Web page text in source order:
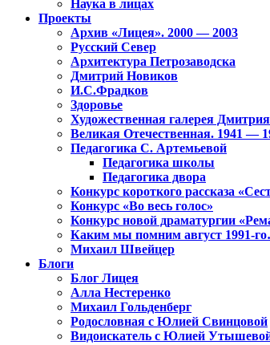
Наука в лицах
Проекты
Архив «Лицея». 2000 — 2003
Русский Север
Архитектура Петрозаводска
Дмитрий Новиков
И.С.Фрадков
Здоровье
Художественная галерея
Великая Отечественная. 1941 —
Педагогика С. Артемьевой
Педагогика школы
Педагогика двора
Конкурс короткого рассказа
Конкурс «Во весь голос»
Конкурс новой драматургии
Каким мы помним август 1991-
Михаил Швейцер
Блоги
Блог Лицея
Алла Нестеренко
Михаил Гольденберг
Родословная с Юлией Свинцовой
Видоискатель с Юлией